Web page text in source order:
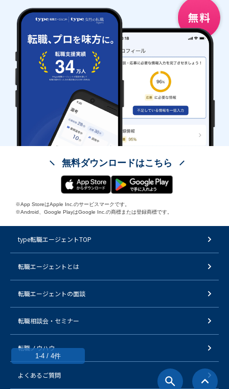
1-4 / 4件
無料ダウンロードはこちら
※App StoreはApple Inc.のサービスマークです。
※Android、Google PlayはGoogle Inc.の商標または登録商標です。
type転職エージェントTOP
転職エージェントとは
転職エージェントの面談
転職相談会・セミナー
転職ノウハウ
よくあるご質問